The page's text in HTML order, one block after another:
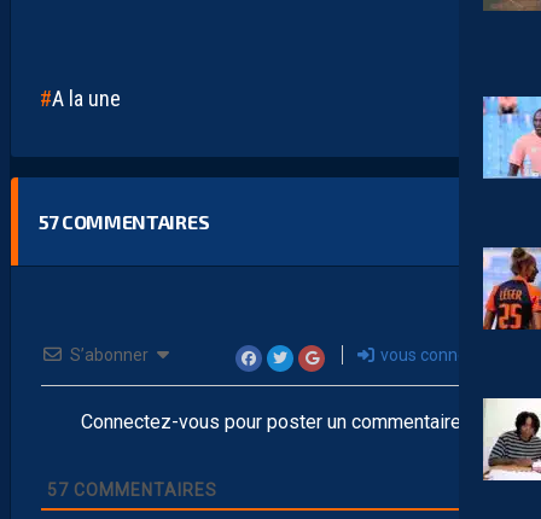
A la une
57COMMENTAIRES
S’abonner vous connecter
Connectez-vous pour poster un commentaire
57 COMMENTAIRES